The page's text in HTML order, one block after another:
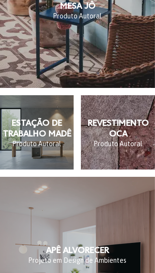
MESA JÔ
Produto Autoral
ESTAÇÃO DE
TRABALHO MADÊ
Produto Autoral
REVESTIMENTO
OCA
Produto Autoral
APÊ ALVORECER
Projeto em Design de Ambientes